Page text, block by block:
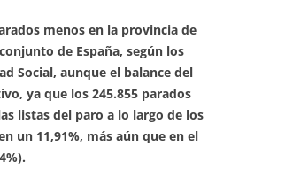
menos en la provincia de
de España, según los
Social, aunque el balance del
ya que los 245.855 parados
listas del paro a lo largo de los
un 11,91%, más aún que en el